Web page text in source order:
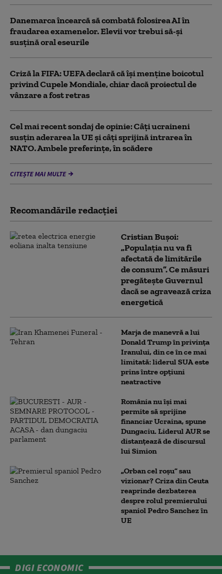
Danemarca încearcă să combată folosirea AI în
fraudarea examenelor. Elevii vor trebui să-şi
susţină oral eseurile
Criză la FIFA: UEFA declară că îşi menţine boicotul
privind Cupele Mondiale, chiar dacă proiectul de
vânzare a fost retras
Cel mai recent sondaj de opinie: Câți ucraineni
susțin aderarea la UE și câți sprijină intrarea în
NATO. Ambele preferințe, în scădere
CITEȘTE MAI MULTE
Recomandările redacţiei
Cristian Bușoi:
„Populația nu va fi
afectată de limitările
de consum”. Ce măsuri
pregătește Guvernul
dacă se agravează criza
energetică
Marja de manevră a lui
Donald Trump în privința
Iranului, din ce în ce mai
limitată: liderul SUA este
prins între opțiuni
neatractive
România nu își mai
permite să sprijine
financiar Ucraina, spune
Dungaciu. Liderul AUR se
distanțează de discursul
lui Simion
„Orban cel roșu” sau
vizionar? Criza din Ceuta
reaprinde dezbaterea
despre rolul premierului
spaniol Pedro Sanchez în
UE
DIGI ECONOMIC